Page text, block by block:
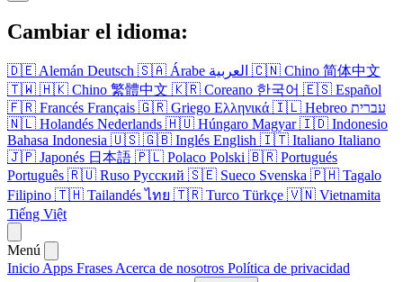
Cambiar el idioma:
🇩🇪 Alemán Deutsch 🇸🇦 Árabe العربية 🇨🇳 Chino 简体中文
🇹🇼 🇭🇰 Chino 繁體中文 🇰🇷 Coreano 한국어 🇪🇸 Español
🇫🇷 Francés Français 🇬🇷 Griego Ελληνικά 🇮🇱 Hebreo עברית
🇳🇱 Holandés Nederlands 🇭🇺 Húngaro Magyar 🇮🇩 Indonesio
Bahasa Indonesia 🇺🇸 🇬🇧 Inglés English 🇮🇹 Italiano Italiano
🇯🇵 Japonés 日本語 🇵🇱 Polaco Polski 🇧🇷 Portugués
Português 🇷🇺 Ruso Русский 🇸🇪 Sueco Svenska 🇵🇭 Tagalo
Filipino 🇹🇭 Tailandés ไทย 🇹🇷 Turco Türkçe 🇻🇳 Vietnamita
Tiếng Việt
Menú
Inicio Apps Frases Acerca de nosotros Política de privacidad